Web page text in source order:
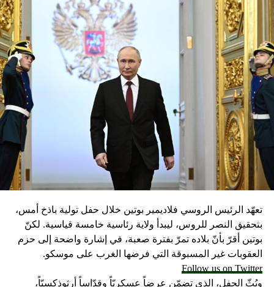
في العراق
تعهّد الرئيس الروسي فلاديمير بوتين خلال حفل تولية باذخ أمس،
بتحقيق النصر للروس، ليبدأ ولاية رئاسية خامسة قياسية. لكنّ
بوتين أقرّ بأنّ بلاده تمرّ بفترة صعبة، في إشارة واضحة إلى حزم
العقوبات غير المسبوقة التي فرضها الغرب على موسكو.
Follow us on Twitter
وبُثّ الحفل، الذي تضمّن عرضاً عسكريّاً وقدّاساً أرثوذكسيّاً،